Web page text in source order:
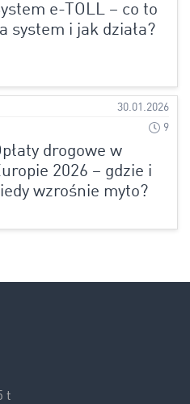
e-TOLL – co to
system i jak działa?
30.01.2026
9
drogowe w
2026 – gdzie i
wzrośnie myto?
t